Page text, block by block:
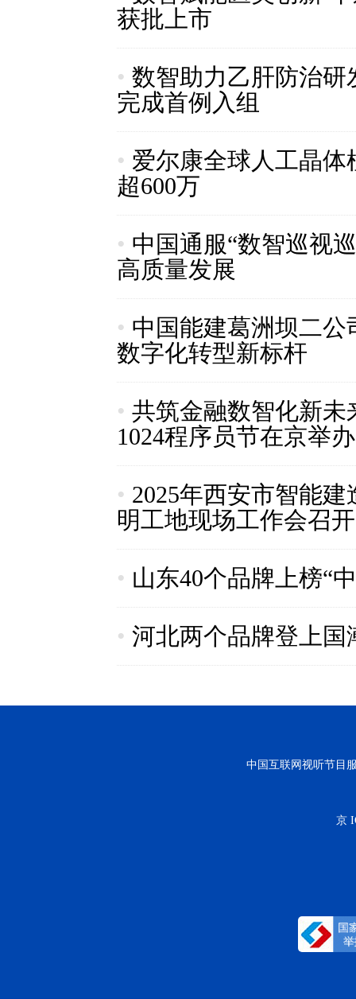
获批上市
• 数智助力乙肝防治研
完成首例入组
• 爱尔康全球人工晶体
超600万
• 中国通服“数智巡视
高质量发展
• 中国能建葛洲坝二
数字化转型新标杆
• 共筑金融数智化新未
1024程序员节在京举办
• 2025年西安市智能
明工地现场工作会召开
• 山东40个品牌上榜“
• 河北两个品牌登上国
中国互联网视听节目
京